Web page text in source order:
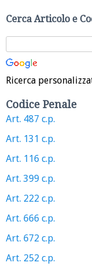
Cerca Articolo e
Ricerca
Codice Penale
Art. 487 c.p.
Art. 131 c.p.
Art. 116 c.p.
Art. 399 c.p.
Art. 222 c.p.
Art. 666 c.p.
Art. 672 c.p.
Art. 252 c.p.